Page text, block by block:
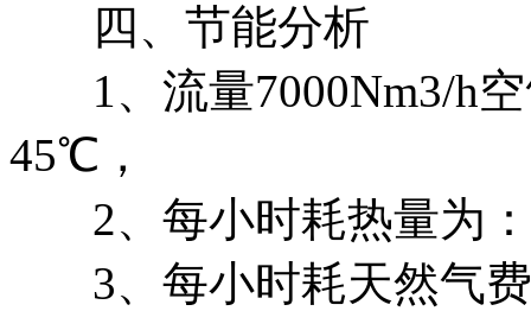
四、节能分析
1、流量7000Nm3/h
45℃，
2、每小时耗热量为
3、每小时耗天然气